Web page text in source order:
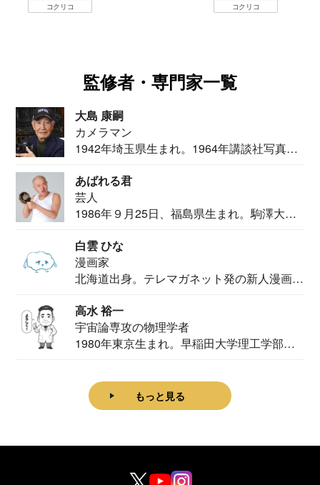
コクリコ コクリコ
監修者・専門家一覧
大島 康嗣
カメラマン
1942年埼玉県生まれ。1964年講談社写真部
あばれる君
芸人
1986年９月25日、福島県生まれ。駒澤大学
白雲 ひな
漫画家
北海道出身。テレマガネット発の新人漫画
高水 裕一
宇宙論専攻の物理学者
1980年東京生まれ。早稲田大学理工学部物
もっと見る